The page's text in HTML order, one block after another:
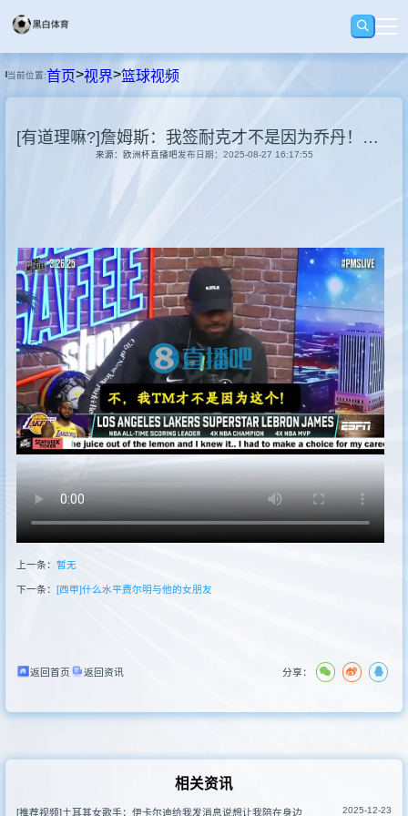
足球
录播
视界
资讯
其他转播
当前位置:首页>视界>篮球视频
[有道理嘛?]詹姆斯：我签耐克才不是因为乔丹！而是7年9000万天价合同！
来源：欧洲杯直播吧发布日期：2025-08-27 16:17:55
上一条： 暂无
下一条： [西甲]什么水平️费尔明与他的女朋友
返回首页 返回资讯 分享：
相关资讯
[推荐视频]土耳其女歌手：伊卡尔迪给我发消息说想让我陪在身边 2025-12-23